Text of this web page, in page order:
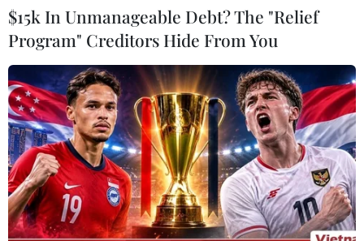
Thượng tướng Nguyễn Tân Cương, Tổng Tham mưu trưởng,
Thứ trưởng Bộ Quốc phòng và lãnh đạo các cơ quan, đơn vị
thuộc Bộ Quốc phòng động viên, giao nhiệm vụ cho các cán bộ,
chiến sỹ tại buổi lễ . (Ảnh: Trọng Đức/TTXVN)
$15k In Unmanageable Debt? The "Relief
Program" Creditors Hide From You